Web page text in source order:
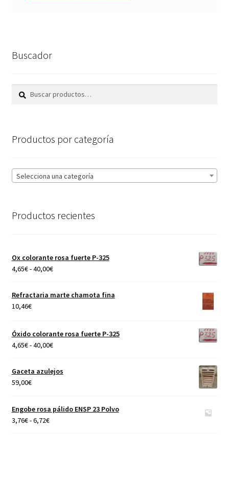
Buscador
Buscar
Buscar
Productos por categoría
Selecciona una categoría
Productos recientes
Ox colorante rosa fuerte P-325
4,65€-40,00€Rango
precios:
40,00€
Refractaria marte chamota fina
10,46€
Óxido colorante rosa fuerte P-325
4,65€-40,00€Rango
precios:
desde
40,00€
Gaceta azulejos
59,00€
Engobe rosa pálido ENSP 23 Polvo
3,76€-6,72€Rango